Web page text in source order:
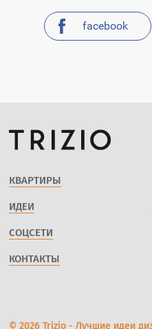
facebook
КВАРТИРЫ
ИДЕИ
СОЦСЕТИ
КОНТАКТЫ
© 2026 Trizio - Лучшие идеи